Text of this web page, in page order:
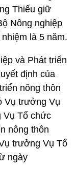
Thiếu giữ
Nông nghiệp
là 5 năm.
và Phát triển
định của
nông thôn
Vụ trưởng Vụ
Vụ Tổ chức
nông thôn
trưởng Vụ Tổ
ngày